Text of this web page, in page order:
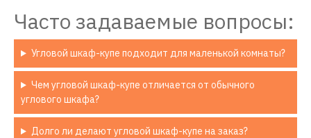
Часто задаваемые вопросы:
Угловой шкаф-купе подходит для маленькой комнаты?
Чем угловой шкаф-купе отличается от обычного
углового шкафа?
Долго ли делают угловой шкаф-купе на заказ?